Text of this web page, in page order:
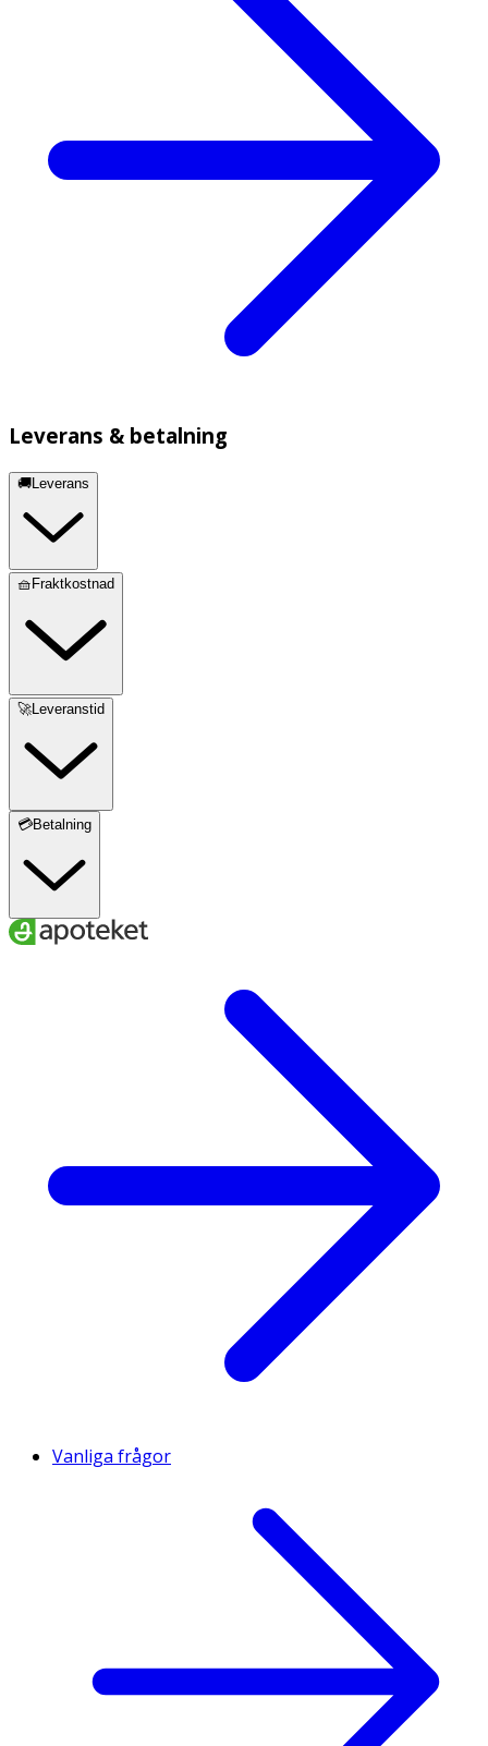
Leverans & betalning
🚚Leverans
🧺Fraktkostnad
🚀Leveranstid
💳Betalning
Vanliga frågor